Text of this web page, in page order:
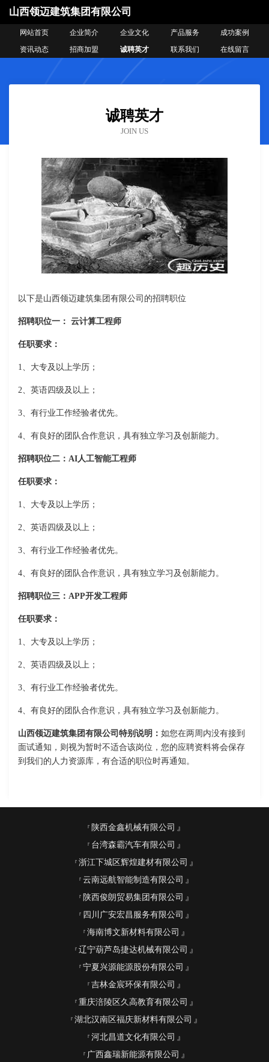
山西领迈建筑集团有限公司
网站首页 企业简介 企业文化 产品服务
成功案例
资讯动态
招商加盟 诚聘英才 联系我们 在线留言
诚聘英才
JOIN US
以下是山西领迈建筑集团有限公司的招聘职位
招聘职位一： 云计算工程师
任职要求：
1、大专及以上学历；
2、英语四级及以上；
3、有行业工作经验者优先。
4、有良好的团队合作意识，具有独立学习及创新能力。
招聘职位二：AI人工智能工程师
任职要求：
1、大专及以上学历；
2、英语四级及以上；
3、有行业工作经验者优先。
4、有良好的团队合作意识，具有独立学习及创新能力。
招聘职位三：APP开发工程师
任职要求：
1、大专及以上学历；
2、英语四级及以上；
3、有行业工作经验者优先。
4、有良好的团队合作意识，具有独立学习及创新能力。
山西领迈建筑集团有限公司特别说明： 如您在两周内没有接到
面试通知，则视为暂时不适合该岗位，您的应聘资料将会保存
到我们的人力资源库，有合适的职位时再通知。
陕西金鑫机械有限公司
台湾森霸汽车有限公司
浙江下城区辉煌建材有限公司
云南远航智能制造有限公司
陕西俊朗贸易集团有限公司
四川广安宏昌服务有限公司
海南博文新材料有限公司
辽宁葫芦岛捷达机械有限公司
宁夏兴源能源股份有限公司
吉林金宸环保有限公司
重庆涪陵区久高教育有限公司
湖北汉南区福庆新材料有限公司
河北昌道文化有限公司
广西鑫瑞新能源有限公司